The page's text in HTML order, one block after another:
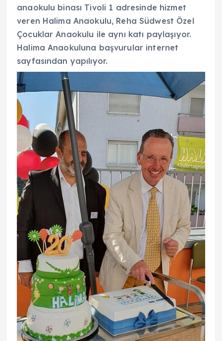
anaokulu binası Tivoli 1 adresinde hizmet
veren Halima Anaokulu, Reha Südwest Özel
Çocuklar Anaokulu ile aynı katı paylaşıyor.
Halima Anaokuluna başvurular internet
sayfasından yapılıyor.